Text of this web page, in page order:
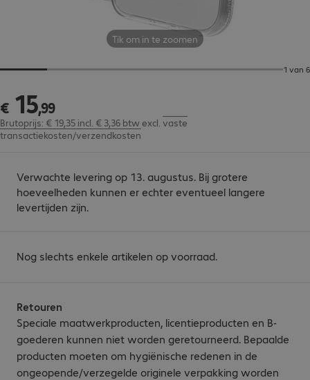
Tik om in te zoomen
1 van 6
€ 15,99
€ 15,99
Brutoprijs: € 19,35 incl. € 3,36 btw excl. vaste
transactiekosten/verzendkosten
Verwachte levering op 13. augustus. Bij grotere
hoeveelheden kunnen er echter eventueel langere
levertijden zijn.
Nog slechts enkele artikelen op voorraad.
Retouren
Speciale maatwerkproducten, licentieproducten en B-
goederen kunnen niet worden geretourneerd. Bepaalde
producten moeten om hygiënische redenen in de
ongeopende/verzegelde originele verpakking worden